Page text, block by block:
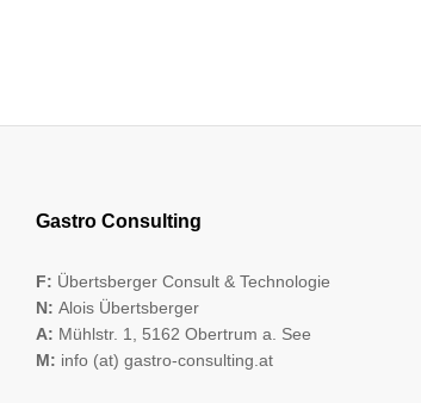
Gastro Consulting
F: Übertsberger Consult & Technologie
N: Alois Übertsberger
A: Mühlstr. 1, 5162 Obertrum a. See
M: info (at) gastro-consulting.at